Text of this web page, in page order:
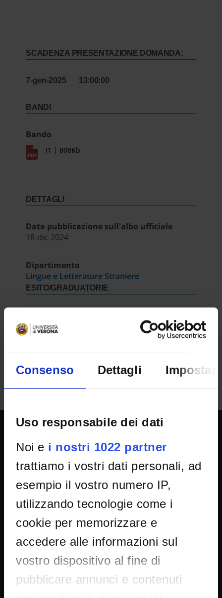
Consenso Dettagli
Uso responsabile dei dati
Noi e i nostri 1022 partner
trattiamo i vostri dati personali, ad
esempio il vostro numero IP,
utilizzando tecnologie come i
cookie per memorizzare e
accedere alle informazioni sul
vostro dispositivo al fine di
pubblicare annunci e contenuti
SCADENZA PRESENTAZIONE DOMANDA:
7-gen-2025 13:00:00
BANDI
Bando
IT | 808Kb
DETTAGLI
Data pubblicazione sull'albo ufficiale
18-dic-2024
Dipartimento
Lingue e Letterature Straniere
ESITO/GRADUATORIE
IT | 426Kb
SPORTELLO ATENEO
Amministrazione trasparente
Gare di appalto
Atti di notifica
Note legali
Privacy